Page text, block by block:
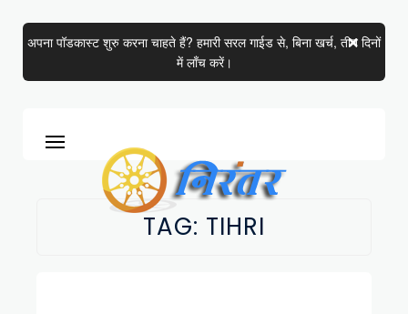
अपना पॉडकास्ट शुरु करना चाहते हैं? हमारी सरल गाईड से, बिना खर्च, तीन दिनों
में लाँच करें।
TAG: TIHRI